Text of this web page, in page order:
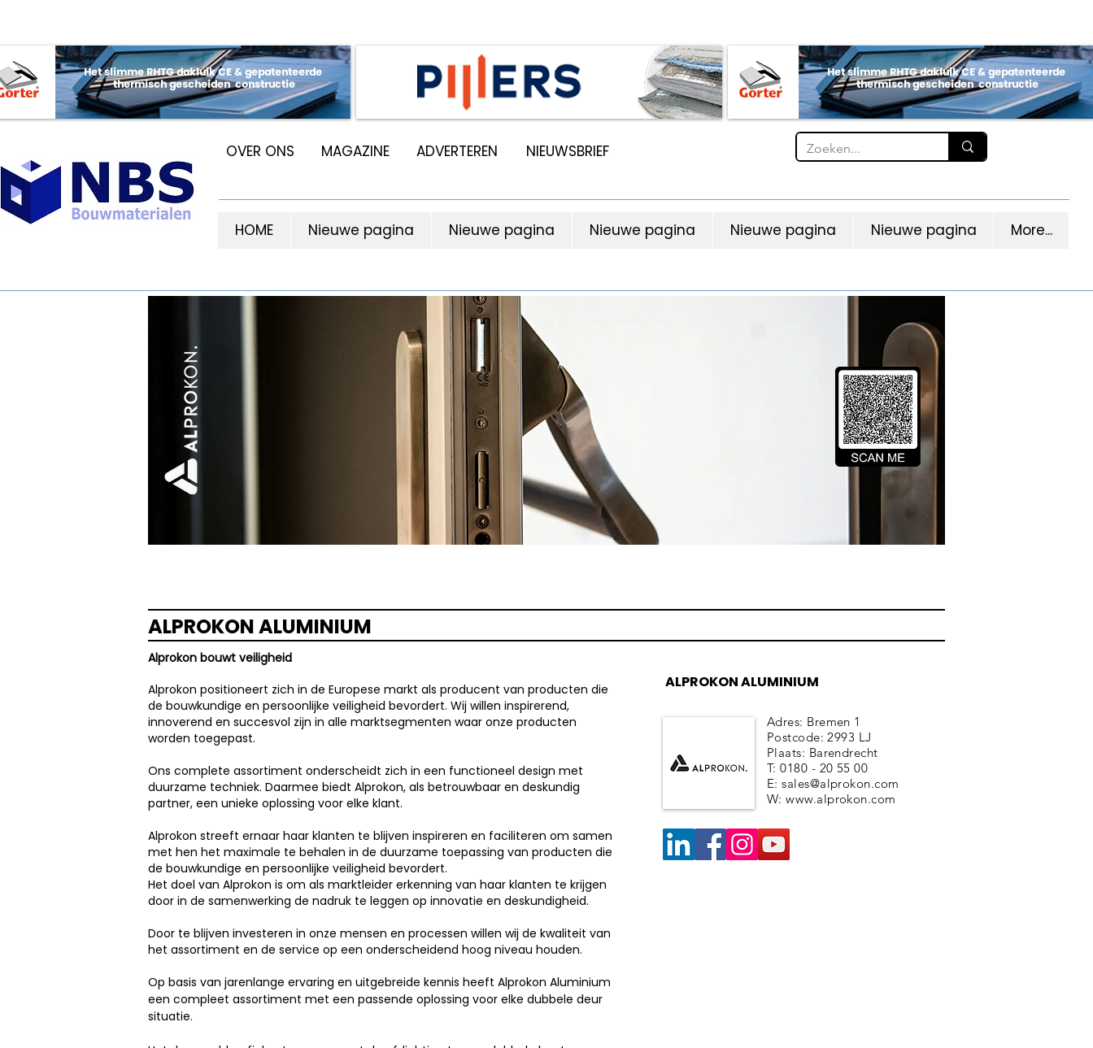
OVER ONS MAGAZINE ADVERTEREN NIEUWSBRIEF
HOME Nieuwe pagina Nieuwe pagina Nieuwe pagina Nieuwe pagina Nieuwe pagina More...
ALPROKON ALUMINIUM
Alprokon bouwt veiligheid
Alprokon positioneert zich in de Europese markt als producent van producten die
de bouwkundige en persoonlijke veiligheid bevordert. Wij willen inspirerend,
innoverend en succesvol zijn in alle marktsegmenten waar onze producten
worden toegepast.
Ons complete assortiment onderscheidt zich in een functioneel design met
duurzame techniek. Daarmee biedt Alprokon, als betrouwbaar en deskundig
partner, een unieke oplossing voor elke klant.
Alprokon streeft ernaar haar klanten te blijven inspireren en faciliteren om samen
met hen het maximale te behalen in de duurzame toepassing van producten die
de bouwkundige en persoonlijke veiligheid bevordert.
Het doel van Alprokon is om als marktleider erkenning van haar klanten te krijgen
door in de samenwerking de nadruk te leggen op innovatie en deskundigheid.
Door te blijven investeren in onze mensen en processen willen wij de kwaliteit van
het assortiment en de service op een onderscheidend hoog niveau houden.
Op basis van jarenlange ervaring en uitgebreide kennis heeft Alprokon Aluminium
een compleet assortiment met een passende oplossing voor elke dubbele deur
situatie.
ALPROKON ALUMINIUM
Adres: Bremen 1
Postcode: 2993 LJ
Plaats: Barendrecht
T: 0180 - 20 55 00
E:sales@alprokon.com
W:www.alprokon.com